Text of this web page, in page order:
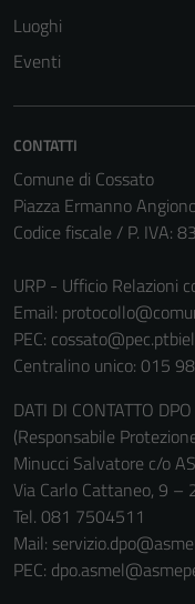
Luoghi
Eventi
CONTATTI
Comune di Cossato
Piazza Ermanno
Codice fiscale / P. IVA:
URP - Ufficio Relazioni
Email:
PEC:
Centralino unico: 015
DATI DI CONTATTO
(Responsabile
Minucci Salvatore c/o
Via Carlo Cattaneo, 9 –
Tel. 081 7504511
Mail:
PEC: